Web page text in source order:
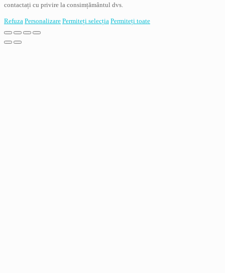
contactați cu privire la consimțământul dvs.
Refuza Personalizare Permiteți selecția Permiteți toate